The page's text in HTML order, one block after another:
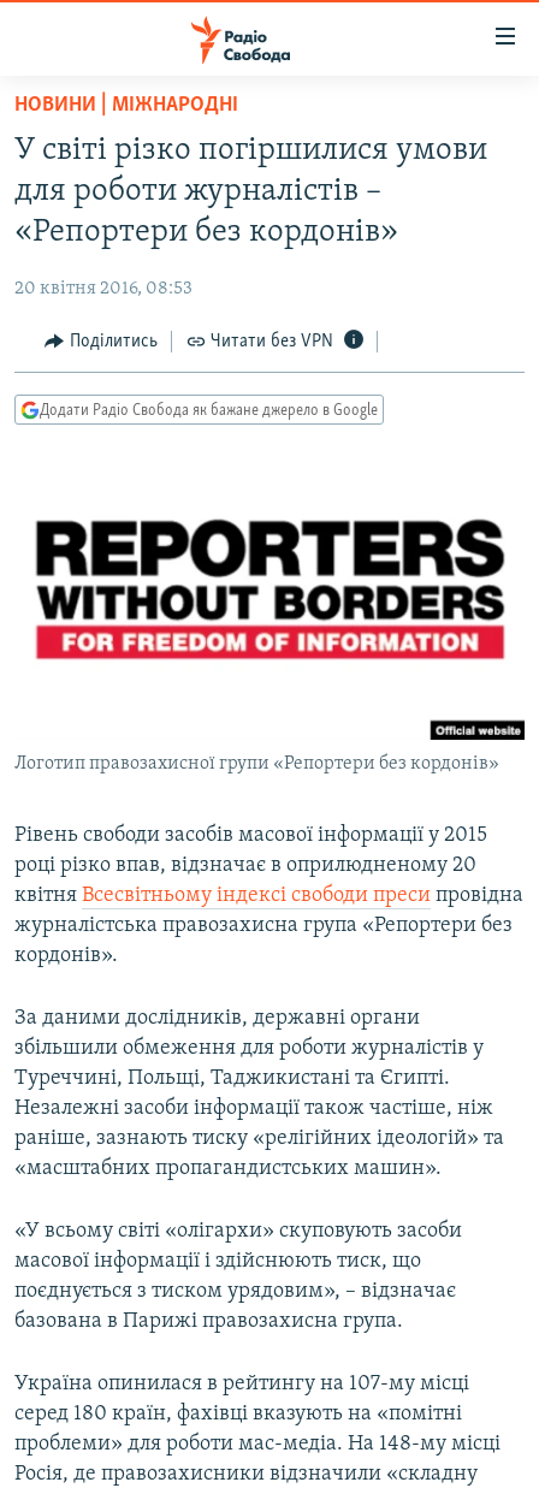
Перейти
основного
матеріалу
Перейти
до
основної
Перейти
до
пошуку
ВСЕ ЗА ДОБУ
СТАТТІ
СУСПІЛЬСТВО
СВІТ
РОСІЙСЬКА «ФІЛЬТРАЦІЯ»
ДОНБАС.РЕАЛІЇ
ТИ ЯК?
КИТАЙ.ВИКЛИКИ
МУЛЬТИМЕДІА
ФОТО
СПЕЦПРОЄКТИ
КРИМ РЕАЛІЇ
УКР
КТАТ
ДОЛУЧАЙСЯ!
Усі сайти RFE/RL
НОВИНИ | МІЖНАРОДНІ
У світі різко погіршилися умови
для роботи журналістів –
«Репортери без кордонів»
20 квітня 2016, 08:53
Поділитись Читати без VPN
Додати Радіо Свобода як бажане джерело в Google
Логотип правозахисної групи «Репортери без кордонів»
Рівень свободи засобів масової інформації у 2015
році різко впав, відзначає в оприлюдненому 20
квітня Всесвітньому індексі свободи преси провідна
журналістська правозахисна група «Репортери без
кордонів».
За даними дослідників, державні органи
збільшили обмеження для роботи журналістів у
Туреччині, Польщі, Таджикистані та Єгипті.
Незалежні засоби інформації також частіше, ніж
раніше, зазнають тиску «релігійних ідеологій» та
«масштабних пропагандистських машин».
«У всьому світі «олігархи» скуповують засоби
масової інформації і здійснюють тиск, що
поєднується з тиском урядовим», – відзначає
базована в Парижі правозахисна група.
Україна опинилася в рейтингу на 107-му місці
серед 180 країн, фахівці вказують на «помітні
проблеми» для роботи мас-медіа. На 148-му місці
Росія, де правозахисники відзначили «складну